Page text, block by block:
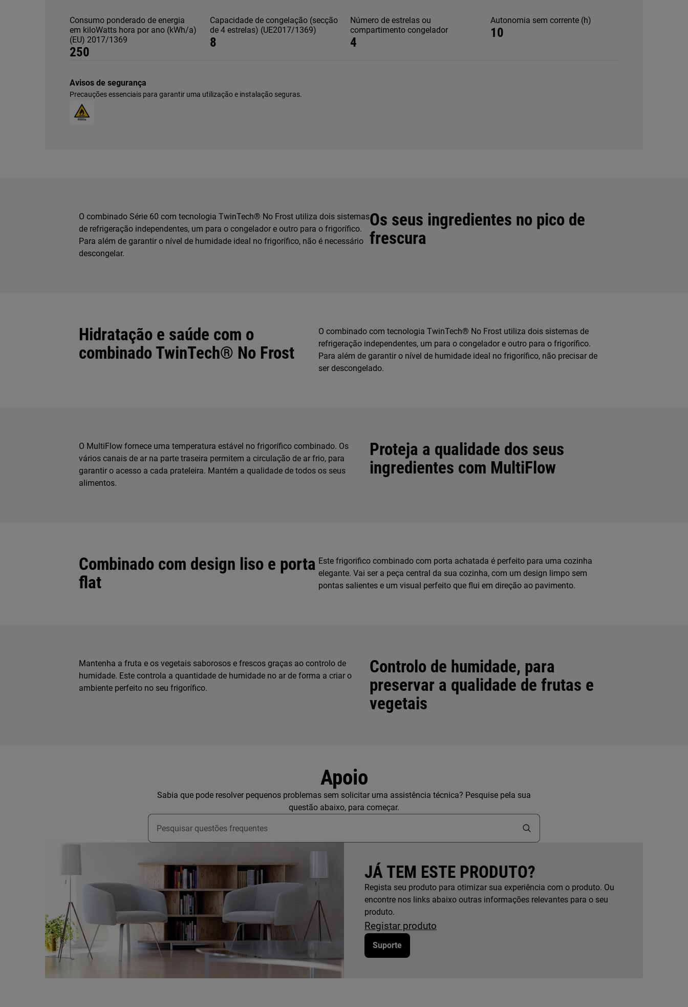
Consumo ponderado de energia
em kiloWatts hora por ano (kWh/a)
(EU) 2017/1369
250
Capacidade de congelação (secção
de 4 estrelas) (UE2017/1369)
8
Número de estrelas ou
compartimento congelador
4
Autonomia sem corrente (h)
10
Avisos de segurança
Precauções essenciais para garantir uma utilização e instalação seguras.
Os seus ingredientes no pico de
frescura
O combinado Série 60 com tecnologia TwinTech® No Frost utiliza dois sistemas
de refrigeração independentes, um para o congelador e outro para o frigorífico.
Para além de garantir o nível de humidade ideal no frigorífico, não é necessário
descongelar.
Hidratação e saúde com o
combinado TwinTech® No Frost
O combinado com tecnologia TwinTech® No Frost utiliza dois sistemas de
refrigeração independentes, um para o congelador e outro para o frigorífico.
Para além de garantir o nível de humidade ideal no frigorífico, não precisar de
ser descongelado.
Proteja a qualidade dos seus
ingredientes com MultiFlow
O MultiFlow fornece uma temperatura estável no frigorífico combinado. Os
vários canais de ar na parte traseira permitem a circulação de ar frio, para
garantir o acesso a cada prateleira. Mantém a qualidade de todos os seus
alimentos.
Combinado com design liso e porta
flat
Este frigorifico combinado com porta achatada é perfeito para uma cozinha
elegante. Vai ser a peça central da sua cozinha, com um design limpo sem
pontas salientes e um visual perfeito que flui em direção ao pavimento.
Controlo de humidade, para
preservar a qualidade de frutas e
vegetais
Mantenha a fruta e os vegetais saborosos e frescos graças ao controlo de
humidade. Este controla a quantidade de humidade no ar de forma a criar o
ambiente perfeito no seu frigorífico.
Apoio
Sabia que pode resolver pequenos problemas sem solicitar uma assistência técnica? Pesquise pela sua
questão abaixo, para começar.
Type to search for support articles
JÁ TEM ESTE PRODUTO?
Regista seu produto para otimizar sua experiência com o produto. Ou
encontre nos links abaixo outras informações relevantes para o seu
produto.
Registar produto
Suporte